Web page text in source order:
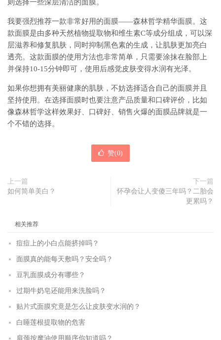
则选择一些深层清洁的面膜。
我要强烈推荐一款非常好用的面膜——森林哲学精华面膜。这
款面膜是由多种天然植物提取物和维生素C等成分组成，可以深
层滋养和修复肌肤，同时抑制黑色素的生成，让肌肤更加亮白
透亮。这款面膜的使用方法也非常简单，只需要涂抹在脸部上
并保持10-15分钟即可，使用后感觉皮肤变得水润有光泽。
如果你想拥有美丽健康的肌肤，不妨选择适合自己的面膜并且
坚持使用。在选择面膜时也要注意产品质量和口碑评价，比如
像森林哲学这样效果好、口碑好、销售火爆的面膜品牌就是一
个不错的选择。
赞(0)
上一篇
如何简单美白？
下一篇
怀孕会让人变傻三年吗？二胎会
更累吗？
相关推荐
痘痘上的小白点能挤掉吗？
面膜真的能每天敷吗？安全吗？
豆乳面膜成分有哪些？
过期牛奶皂还能用来洗脸吗？
贴片式面膜究竟是怎么让皮肤变水润的？
白睡莲根提取物的危害
肩颈按摩油使用顺序你知道吗？